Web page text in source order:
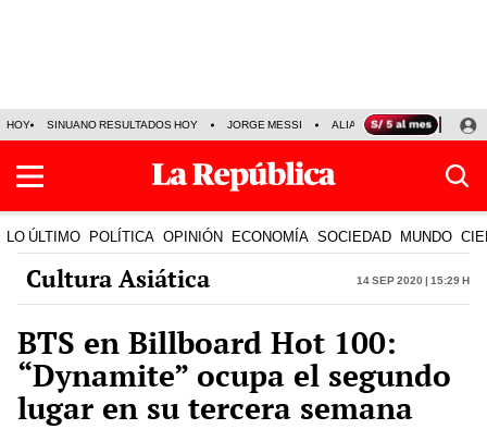
HOY SINUANO RESULTADOS HOY JORGE MESSI ALIANZA LIMA VS SPORT
LO ÚLTIMO POLÍTICA OPINIÓN ECONOMÍA SOCIEDAD MUNDO
Cultura Asiática 14 Sep 2020 | 15:29 h
BTS en Billboard Hot 100:
“Dynamite” ocupa el segundo
lugar en su tercera semana